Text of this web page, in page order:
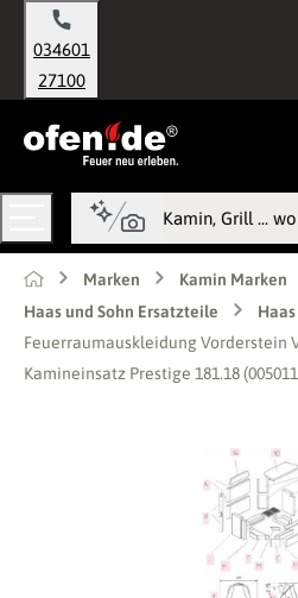
springen
034601
27100
Marken Kamin Marken
Haas und Sohn Ersatzteile
Feuerraumauskleidung Vorderstein
Kamineinsatz Prestige 181.18